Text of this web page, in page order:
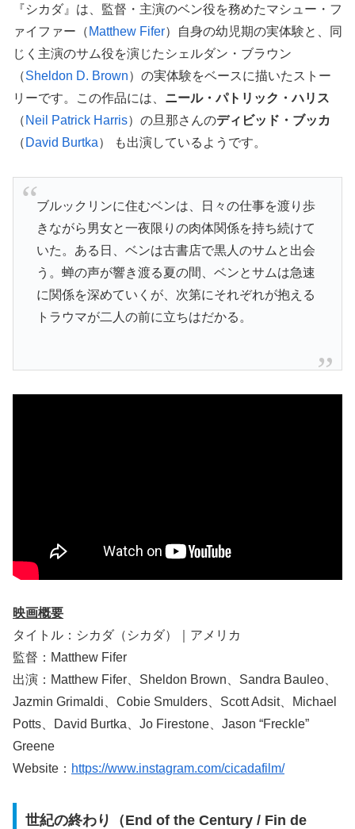
『シカダ』は、監督・主演のベン役を務めたマシュー・フ
ァイファー（ Matthew Fifer）自身の幼児期の実体験と、同
じく主演のサム役を演じたシェルダン・ブラウン
（Sheldon D. Brown）の実体験をベースに描いたストー
リーです。この作品には、 ニール・パトリック・ハリス
（ Neil Patrick Harris）の旦那さんのディビッド・ブッカ
（ David Burtka） も出演しているようです。
ブルックリンに住むベンは、日々の仕事を渡り歩
きながら男女と一夜限りの肉体関係を持ち続けて
いた。ある日、ベンは古書店で黒人のサムと出会
う。蝉の声が響き渡る夏の間、ベンとサムは急速
に関係を深めていくが、次第にそれぞれが抱える
トラウマが二人の前に立ちはだかる。
映画概要
タイトル：シカダ（シカダ）｜アメリカ
監督：Matthew Fifer
出演：Matthew Fifer、Sheldon Brown、Sandra Bauleo、
Jazmin Grimaldi、Cobie Smulders、Scott Adsit、Michael
Potts、David Burtka、Jo Firestone、Jason “Freckle”
Greene
Website： https://www.instagram.com/cicadafilm/
世紀の終わり
（End of the Century / Fin de